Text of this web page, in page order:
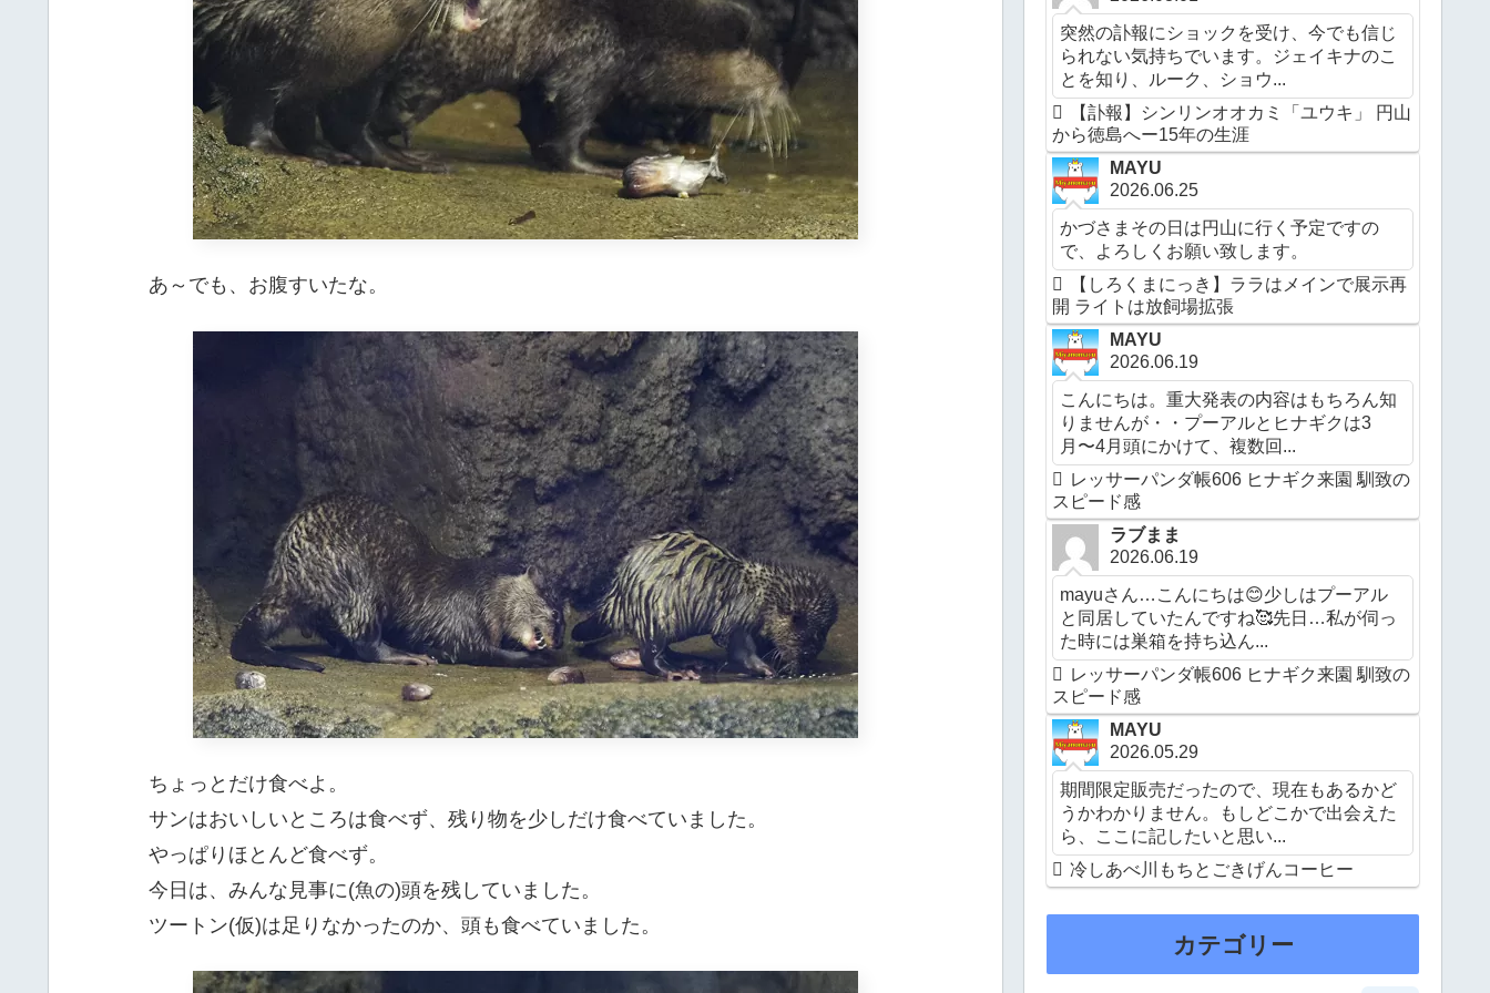
あ～でも、お腹すいたな。
ちょっとだけ食べよ。
サンはおいしいところは食べず、残り物を少しだけ食べていました。
やっぱりほとんど食べず。
今日は、みんな見事に(魚の)頭を残していました。
ツートン(仮)は足りなかったのか、頭も食べていました。
突然の訃報にショックを受け、今でも信じ
られない気持ちでいます。ジェイキナのこ
とを知り、ルーク、ショウ...
【訃報】シンリンオオカミ「ユウキ」 円山
から徳島へー15年の生涯
MAYU
2026.06.25
かづさまその日は円山に行く予定ですの
で、よろしくお願い致します。
【しろくまにっき】ララはメインで展示再
開 ライトは放飼場拡張
MAYU
2026.06.19
こんにちは。重大発表の内容はもちろん知
りませんが・・プーアルとヒナギクは3
月〜4月頭にかけて、複数回...
レッサーパンダ帳606 ヒナギク来園 馴致の
スピード感
ラブまま
2026.06.19
mayuさん…こんにちは😊少しはプーアル
と同居していたんですね🥰先日…私が伺っ
た時には巣箱を持ち込ん...
レッサーパンダ帳606 ヒナギク来園 馴致の
スピード感
MAYU
2026.05.29
期間限定販売だったので、現在もあるかど
うかわかりません。もしどこかで出会えた
ら、ここに記したいと思い...
冷しあべ川もちとごきげんコーヒー
カテゴリー